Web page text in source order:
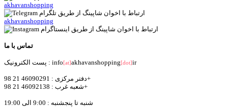
akhavanshopping
akhavanshopping
تماس با ما
پست الکترونیک : info[at]akhavanshopping[dot]ir
دفتر مرکزی : 46090291 21 98+
شعبه غرب : 46092138 21 98+
شنبه تا پنجشنبه : 9:00 الی 19:00